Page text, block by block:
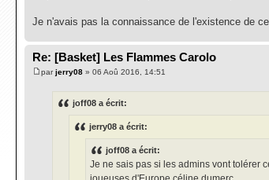
Je n'avais pas la connaissance de l'existence de ce
Re: [Basket] Les Flammes Carolo
parjerry08 » 06 Aoû 2016, 14:51
joff08 a écrit:
jerry08 a écrit:
joff08 a écrit:
Je ne sais pas si les admins vont tolérer